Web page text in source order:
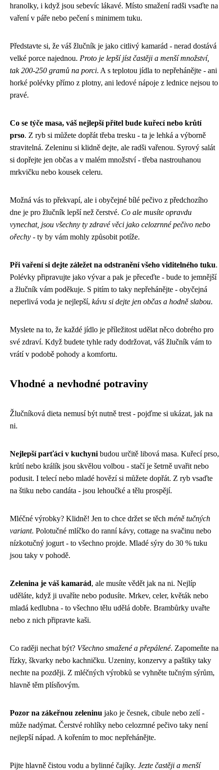
hranolky, i když jsou sebevíc lákavé. Místo smažení radši vsaďte na
vaření v páře nebo pečení s minimem tuku.
Představte si, že váš žlučník je jako citlivý kamarád - nerad dostává
velké porce najednou. Proto je lepší jíst častěji a menší množství,
tak 200-250 gramů na porci. A s teplotou jídla to nepřehánějte - ani
horké polévky přímo z plotny, ani ledové nápoje z lednice nejsou to
pravé.
Co se týče masa, váš nejlepší přítel bude kuřecí nebo krůtí
prso. Z ryb si můžete dopřát třeba tresku - ta je lehká a výborně
stravitelná. Zeleninu si klidně dejte, ale radši vařenou. Syrový salát
si dopřejte jen občas a v malém množství - třeba nastrouhanou
mrkvičku nebo kousek celeru.
Možná vás to překvapí, ale i obyčejné bílé pečivo z předchozího
dne je pro žlučník lepší než čerstvé. Co ale musíte opravdu
vynechat, jsou všechny ty zdravé věci jako celozrnné pečivo nebo
ořechy - ty by vám mohly způsobit potíže.
Při vaření si dejte záležet na odstranění všeho viditelného tuku.
Polévky připravujte jako vývar a pak je přeceďte - bude to jemnější
a žlučník vám poděkuje. S pitím to taky nepřehánějte - obyčejná
neperlivá voda je nejlepší, kávu si dejte jen občas a hodně slabou.
Myslete na to, že každé jídlo je příležitost udělat něco dobrého pro
své zdraví. Když budete tyhle rady dodržovat, váš žlučník vám to
vrátí v podobě pohody a komfortu.
Vhodné a nevhodné potraviny
Žlučníková dieta nemusí být nutně trest - pojďme si ukázat, jak na
ni.
Nejlepší parťáci v kuchyni budou určitě libová masa. Kuřecí prso,
krůtí nebo králík jsou skvělou volbou - stačí je šetrně uvařit nebo
podusit. I telecí nebo mladé hovězí si můžete dopřát. Z ryb vsaďte
na štiku nebo candáta - jsou lehoučké a tělu prospějí.
Mléčné výrobky? Klidně! Jen to chce držet se těch méně tučných
variant. Polotučné mlíčko do ranní kávy, cottage na svačinu nebo
nízkotučný jogurt - to všechno projde. Mladé sýry do 30 % tuku
jsou taky v pohodě.
Zelenina je váš kamarád, ale musíte vědět jak na ni. Nejlíp
uděláte, když ji uvaříte nebo podusíte. Mrkev, celer, květák nebo
mladá kedlubna - to všechno tělu udělá dobře. Brambůrky uvařte
nebo z nich připravte kaši.
Co raději nechat být? Všechno smažené a přepálené. Zapomeňte na
řízky, škvarky nebo kachničku. Uzeniny, konzervy a paštiky taky
nechte na později. Z mléčných výrobků se vyhněte tučným sýrům,
hlavně těm plísňovým.
Pozor na zákeřnou zeleninu jako je česnek, cibule nebo zelí -
může nadýmat. Čerstvé rohlíky nebo celozrnné pečivo taky není
nejlepší nápad. A kořením to moc nepřehánějte.
Pijte hlavně čistou vodu a bylinné čajíky. Jezte častěji a menší